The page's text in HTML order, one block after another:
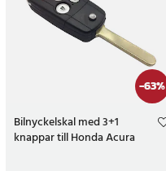
-63%
Bilnyckelskal med 3+1
knappar till Honda Acura